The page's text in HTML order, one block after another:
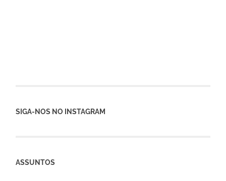
SIGA-NOS NO INSTAGRAM
ASSUNTOS